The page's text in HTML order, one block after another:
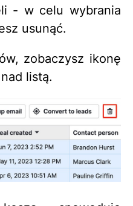
- w celu wybrania
usunąć.
zobaczysz ikonę
listą.